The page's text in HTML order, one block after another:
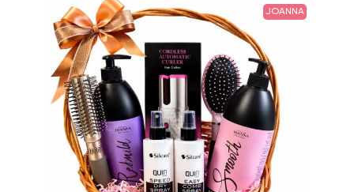
JOANNA